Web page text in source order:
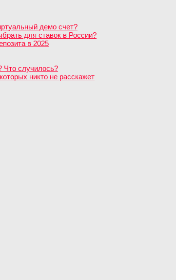
демо счет?
для ставок в России?
в 2025
Что случилось?
никто не расскажет